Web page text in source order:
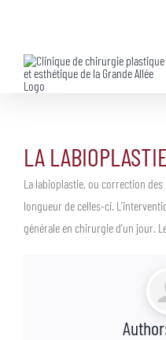
content
LA
La labioplastie, ou correction
longueur de celles-ci.
générale en chirurgie d’un jour.